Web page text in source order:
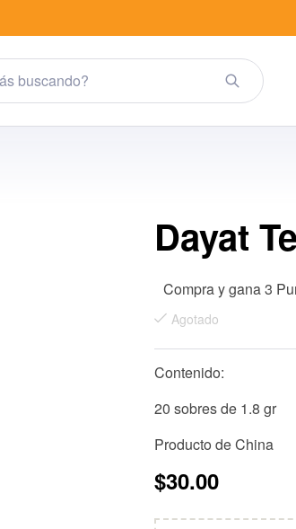
Dayat
Compra y gana 3
Agotado
Contenido:
20 sobres de 1.8 gr
Producto de China
$30.00